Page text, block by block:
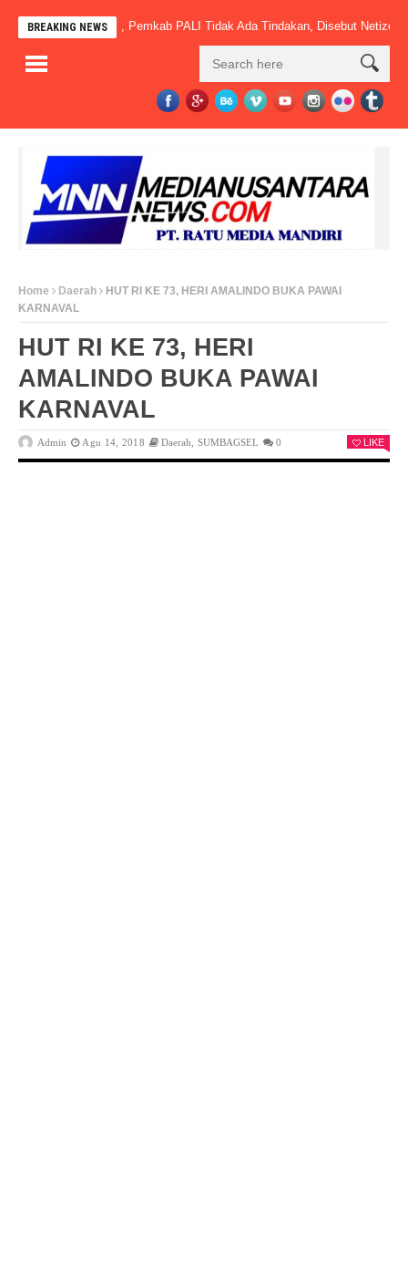
BREAKING NEWS
Beroperasi, Pemkab PALI Tidak Ada Tindakan, Disebut Netizen”
Home Daerah
HUT RI KE 73, HERI AMALINDO BUKA PAWAI
KARNAVAL
HUT RI KE 73, HERI
AMALINDO BUKA PAWAI
KARNAVAL
Admin Agu 14, 2018 Daerah SUMBAGSEL 0 LIKE